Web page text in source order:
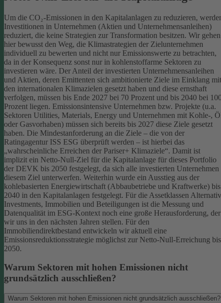
Um die CO₂-Emissionen in den Kapitalanlagen zu reduzieren,
Investitionen in Unternehmen (Aktien und Unternehmensanleihen)
reduziert, die keine Strategien zur Transformation besitzen. Wir gehen
hier bewusst den Weg, die Klimastrategien der Zielunternehmen
individuell zu bewerten und nicht nur Emissionswerte zu betrachten,
da in der Konsequenz sonst nur in kohlenstoffarme Sektoren zu
investieren wäre. Der Anteil der investierten Unternehmensanleihen
und Aktien, deren Emittenten sich ambitionierte Ziele im Einklang mit
den internationalen Klimazielen gesetzt haben und diese ernsthaft
verfolgen, müssen bis Ende 2027 bei 70 Prozent und bis 2040 bei
Prozent liegen. Emissionsintensive Unternehmen bzw. Projekte (u.a.
Sektoren Utilities, Materials, Energy und Unternehmen mit Kohle-,
oder Gasvorhaben) müssen sich bereits bis 2027 diese Ziele gesetzt
haben. Die Mindestanforderung an die Ziele – die von der
Ratingagentur ISS ESG überprüft werden – ist hierbei das
„wahrscheinliche Erreichen der Pariser+ Klimaziele“. Damit ist
implizit ein Netto-Null-Ziel für die Kapitalanlage für dieses Portfolio
der DEVK bis 2050 festgelegt, da sich alle investierten Unternehmen
diesem Ziel unterwerfen. Weiterhin wurde ein Ausstieg aus der
kohlebasierten Energiewirtschaft (Abbaubetriebe und Kraftwerke) bis
2040 in den Kapitalanlagen festgelegt. Für die Assetklassen
Investments, Immobilien und Beteiligungen ist die Messung und
Datenqualität im ESG-Kontext noch eine große Herausforderung, der
wir uns in den nächsten Jahren stellen. Für den
Immobiliendirektbestand entwickeln wir aktuell eine
Emissionsreduktionsstrategie möglichst zur Netto-Null-Erreichung bis
2050.
Warum Sektoren mit hohen Emissionen nicht
grundsätzlich ausschließen?
Warum Sektoren mit hohen Emissionen nicht grundsätzlich ausschließen?